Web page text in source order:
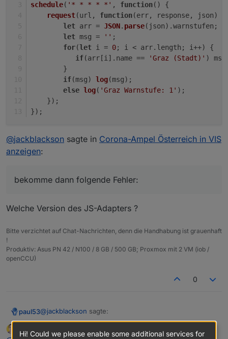
schedule( '* * * * *' , function( ) {
request(url, function(err, response, json) {
let arr = JSON. parse(json).warnstufen ;
let msg = '' ;
for(let i = 0; i < arr. length ; i++) {
if(arr[i]. name == 'Graz (Stadt)' )
        }
if(msg) log(msg);
else log( 'Graz Warnstufe: 1' );
    });
});
@jackblackson sagte in Corona-Ampel Österreich in VIS
anzeigen:
bekomme dann folgende Fehler:
Welche Version des JS-Adapters ?
Bitte verzichtet auf Chat-Nachrichten, denn die Handhabung ist grauenhaft
!
Produktiv: Asus PN 42 / N100 / 8 GB / 500 GB; Proxmox mit 2 VM (iob /
openCCU)
0
paul53@jackblackson sagte:
Offline last edited by
Hi! Could we please enable some additional services for